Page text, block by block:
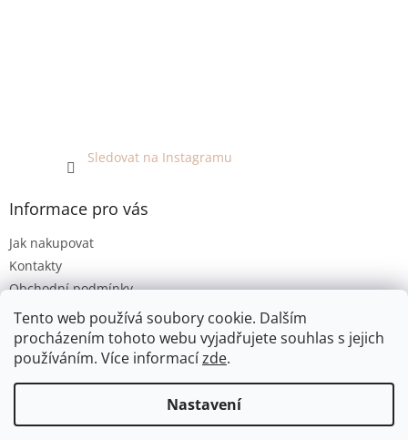
Tento web používá soubory cookie. Dalším
procházením tohoto webu vyjadřujete souhlas s jejich
používáním. Více informacízde.
Nastavení
Sledovat na Instagramu
Informace pro vás
Jak nakupovat
Kontakty
Obchodní podmínky
Podmínky ochrany osobních údajů